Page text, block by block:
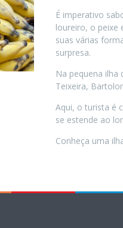
É imperativo
loureiro, o peixe
suas várias
surpresa.
Na pequena ilha
Teixeira,
Aqui, o turista é
se estende ao
Conheça uma